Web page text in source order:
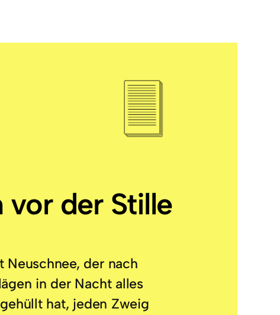
vor der Stille
der nach
in der Nacht alles
hat, jeden Zweig